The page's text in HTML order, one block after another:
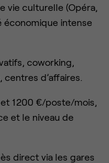
vie culturelle (Opéra,
économique intense
coworking,
d’affaires.
1 200 €/poste/mois,
et le niveau de
direct via les gares